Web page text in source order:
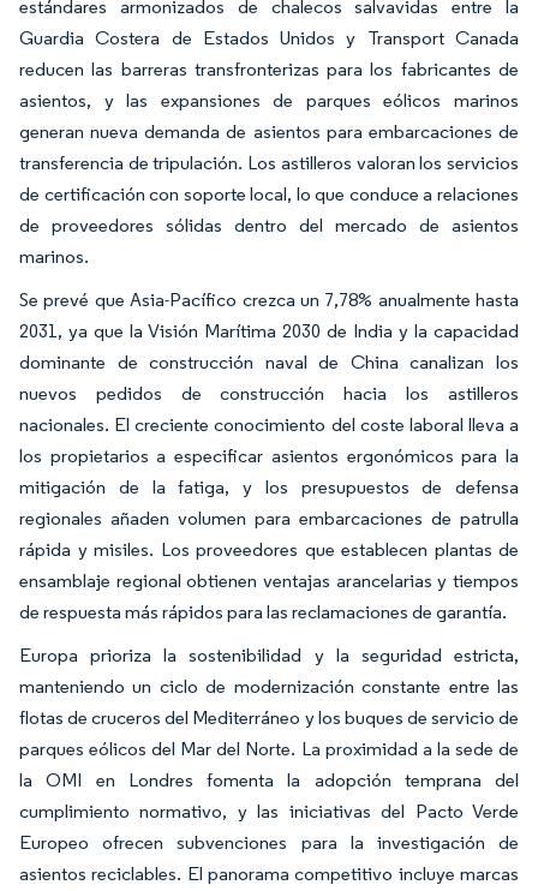
estándares armonizados de chalecos salvavidas entre la
Guardia Costera de Estados Unidos y Transport Canada
reducen las barreras transfronterizas para los fabricantes de
asientos, y las expansiones de parques eólicos marinos
generan nueva demanda de asientos para embarcaciones de
transferencia de tripulación. Los astilleros valoran los servicios
de certificación con soporte local, lo que conduce a relaciones
de proveedores sólidas dentro del mercado de asientos
marinos.
Se prevé que Asia-Pacífico crezca un 7,78% anualmente hasta
2031, ya que la Visión Marítima 2030 de India y la capacidad
dominante de construcción naval de China canalizan los
nuevos pedidos de construcción hacia los astilleros
nacionales. El creciente conocimiento del coste laboral lleva a
los propietarios a especificar asientos ergonómicos para la
mitigación de la fatiga, y los presupuestos de defensa
regionales añaden volumen para embarcaciones de patrulla
rápida y misiles. Los proveedores que establecen plantas de
ensamblaje regional obtienen ventajas arancelarias y tiempos
de respuesta más rápidos para las reclamaciones de garantía.
Europa prioriza la sostenibilidad y la seguridad estricta,
manteniendo un ciclo de modernización constante entre las
flotas de cruceros del Mediterráneo y los buques de servicio de
parques eólicos del Mar del Norte. La proximidad a la sede de
la OMI en Londres fomenta la adopción temprana del
cumplimiento normativo, y las iniciativas del Pacto Verde
Europeo ofrecen subvenciones para la investigación de
asientos reciclables. El panorama competitivo incluye marcas